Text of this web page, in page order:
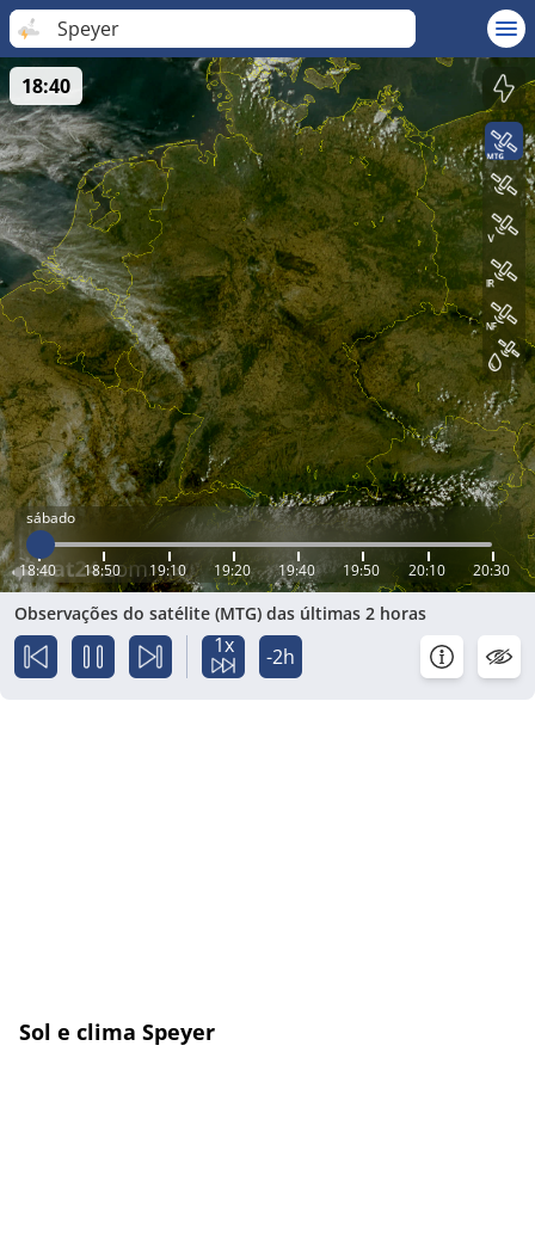
Speyer
sábado
18:40 18:50 19:10 19:20 19:40 19:50 20:10 20:30
18:40
Observações do satélite (MTG) das últimas 2 horas
1x -2h
Sol e clima Speyer